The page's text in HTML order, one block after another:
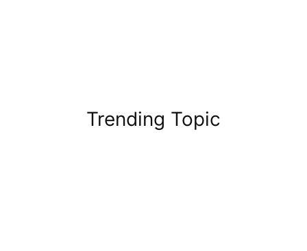
Trending Topic